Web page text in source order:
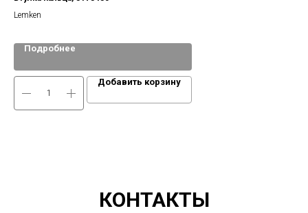
Lemken
Подробнее
Добавить корзину
КОНТАКТЫ